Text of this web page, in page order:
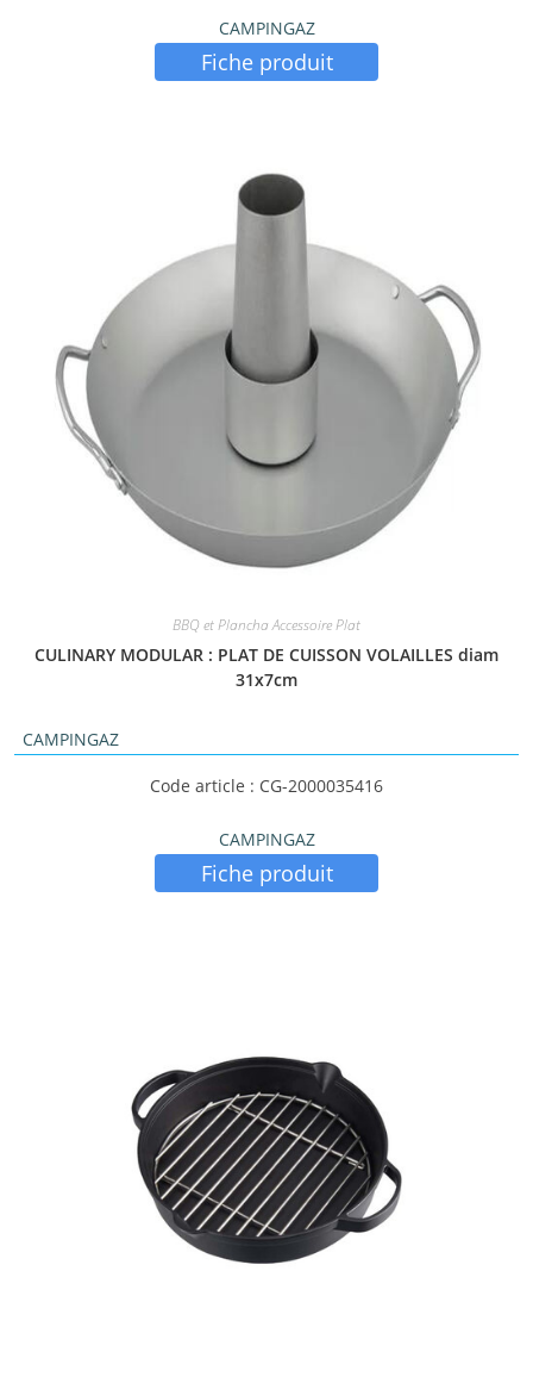
CAMPINGAZ
Fiche produit
BBQ et Plancha Accessoire Plat
CULINARY MODULAR : PLAT DE CUISSON VOLAILLES diam
31x7cm
CAMPINGAZ
Code article : CG-2000035416
CAMPINGAZ
Fiche produit